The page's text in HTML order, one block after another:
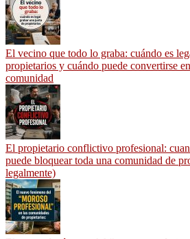
El vecino que todo lo graba: cuándo es
propietarios y cuándo puede convertirse
comunidad
El propietario conflictivo profesional:
puede bloquear toda una comunidad de
legalmente)